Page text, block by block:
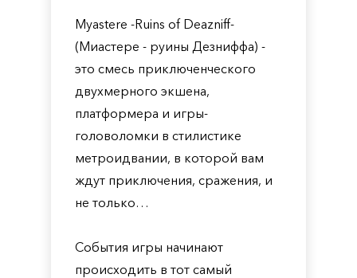
Myastere -Ruins of Deazniff-
(Миастере - руины Дезниффа) -
это смесь приключенческого
двухмерного экшена,
платформера и игры-
головоломки в стилистике
метроидвании, в которой вам
ждут приключения, сражения, и
не только…
События игры начинают
происходить в тот самый